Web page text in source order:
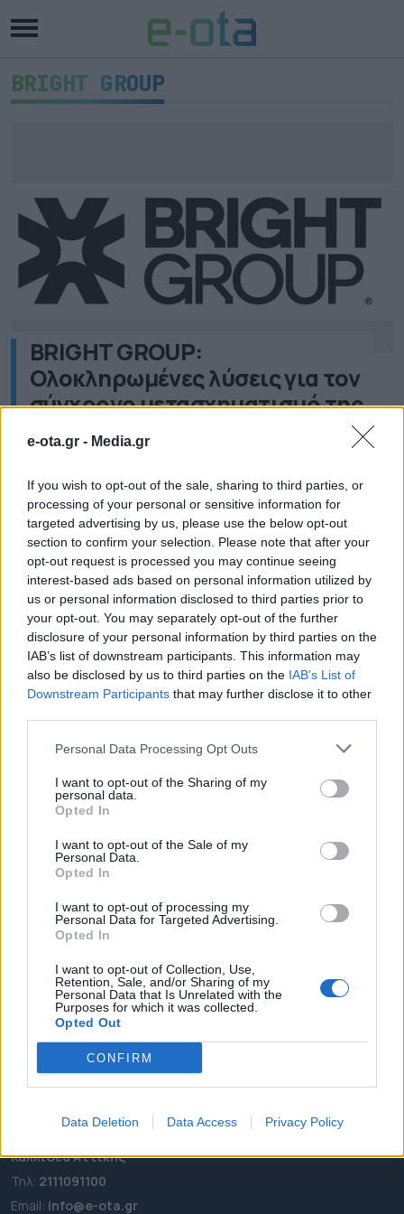
e-ota.gr - Media.gr
If you wish to opt-out of the sale, sharing to third parties, or
processing of your personal or sensitive information for
targeted advertising by us, please use the below opt-out
section to confirm your selection. Please note that after your
opt-out request is processed you may continue seeing
interest-based ads based on personal information utilized by
us or personal information disclosed to third parties prior to
your opt-out. You may separately opt-out of the further
disclosure of your personal information by third parties on the
IAB’s list of downstream participants. This information may
also be disclosed by us to third parties on the IAB’s List of
Downstream Participants that may further disclose it to other
Personal Data Processing Opt Outs
I want to opt-out of the Sharing of my
personal data.
Opted In
I want to opt-out of the Sale of my
Personal Data.
Opted In
I want to opt-out of processing my
Personal Data for Targeted Advertising.
Opted In
I want to opt-out of Collection, Use,
Retention, Sale, and/or Sharing of my
Personal Data that Is Unrelated with the
Purposes for which it was collected.
Opted Out
CONFIRM
Data Deletion Data Access Privacy Policy
BRIGHT GROUP
BRIGHT GROUP:
Ολοκληρωμένες λύσεις για τον
σύγχρονο μετασχηματισμό της
Τοπικής Αυτοδιοίκησης –
Χρυσός Χορηγός στην Attica
Green Expo 2026
Το BRIGHT GROUP έχει εδραιωθεί πλέον ως τον
μεγαλύτερο ελληνικό τεχνολογικό και
συμβουλευτικό όμιλο, με εξειδίκευση στον
στρατηγικό σχεδιασμό, τον ψηφιακό
μετασχηματισμό και την υλοποίηση καινοτόμων
τεχνολογικών έργων για οργανισμούς. Με ισχυρό
αποτύπωμα σε κρίσιμους τομείς όπως η
προηγμένη τεχνολογία, η Τεχνητή Νοημοσύνη, η
κυβερνοασφάλεια και η ψηφιακή ωριμότητα
οργανισμών, ο Όμιλος αναπτύσσει ένα
21.05.2026 - 10.02
ΡΟΗ ΕΙΔΗΣΕΩΝ
ΕΠΙΚΑΙΡΟΤΗΤΑ
OTA LEAKS
ΣΥΝΕΝΤΕΥΞΕΙΣ
e-ota.gr | Ταυτότητα
Καλλιθέα Αττικής
Τηλ: 2111091100
Εmail: info@e-ota.gr